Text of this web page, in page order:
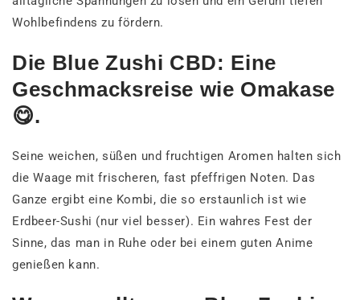
Wohlbefindens zu fördern.
Die Blue Zushi CBD: Eine
Geschmacksreise wie Omakase
😋.
Seine weichen, süßen und fruchtigen Aromen halten sich
die Waage mit frischeren, fast pfeffrigen Noten. Das
Ganze ergibt eine Kombi, die so erstaunlich ist wie
Erdbeer-Sushi (nur viel besser). Ein wahres Fest der
Sinne, das man in Ruhe oder bei einem guten Anime
genießen kann.